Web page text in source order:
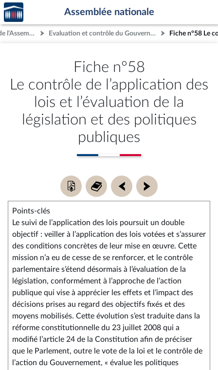
Aller au contenu
Aller en bas de la page
Accèder
à la
page
d'accueil
Assemblée nationale
IV.- Le fonctionnement de l’Assemblée nationale Evaluation et contrôle du Gouvernement
Fiche n°58
Le contrôle de l’application des
lois et l’évaluation de la
législation et des politiques
publiques
Télécharger
la
fiche
synthèse
:
Fiche
58 -
Application
et
évaluation
pol
publiques.pdf
Retour
au
sommaire
Fiche
précédente
Fiche
suivante
Points-clés
Le suivi de l’application des lois poursuit un double
objectif : veiller à l’application des lois votées et s’assurer
des conditions concrètes de leur mise en œuvre. Cette
mission n’a eu de cesse de se renforcer, et le contrôle
parlementaire s’étend désormais à l’évaluation de la
législation, conformément à l’approche de l’action
publique qui vise à apprécier les effets et l’impact des
décisions prises au regard des objectifs fixés et des
moyens mobilisés. Cette évolution s’est traduite dans la
réforme constitutionnelle du 23 juillet 2008 qui a
modifié l’article 24 de la Constitution afin de préciser
que le Parlement, outre le vote de la loi et le contrôle de
l’action du Gouvernement, « évalue les politiques